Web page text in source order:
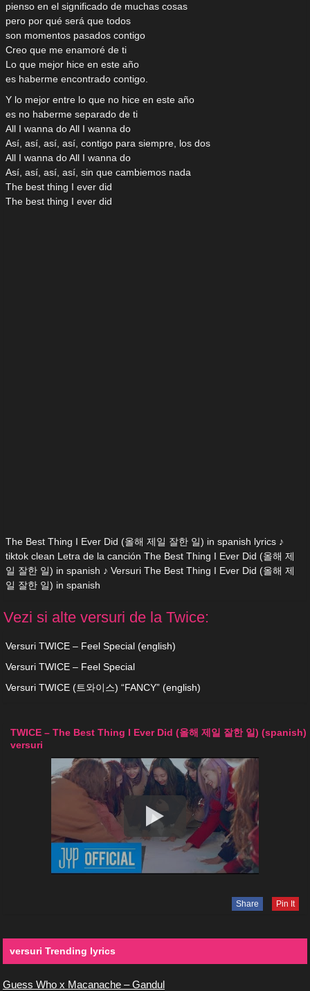
pienso en el significado de muchas cosas
pero por qué será que todos
son momentos pasados contigo
Creo que me enamoré de ti
Lo que mejor hice en este año
es haberme encontrado contigo.
Y lo mejor entre lo que no hice en este año
es no haberme separado de ti
All I wanna do All I wanna do
Así, así, así, así, contigo para siempre, los dos
All I wanna do All I wanna do
Así, así, así, así, sin que cambiemos nada
The best thing I ever did
The best thing I ever did
The Best Thing I Ever Did (올해 제일 잘한 일) in spanish lyrics ♪
tiktok clean Letra de la canción The Best Thing I Ever Did (올해 제
일 잘한 일) in spanish ♪ Versuri The Best Thing I Ever Did (올해 제
일 잘한 일) in spanish
Vezi si alte versuri de la Twice:
Versuri TWICE – Feel Special (english)
Versuri TWICE – Feel Special
Versuri TWICE (트와이스) “FANCY” (english)
TWICE – The Best Thing I Ever Did (올해 제일 잘한 일) (spanish)
versuri
Share Pin It
versuri Trending lyrics
Guess Who x Macanache – Gandul